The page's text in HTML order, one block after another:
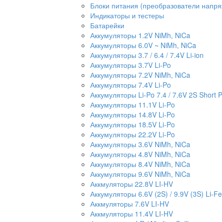
Блоки питания (преобразователи
Индикаторы и тестеры
Батарейки
Аккумуляторы 1.2V NiMh, NiCa
Аккумуляторы 6.0V ~ NiMh, NiCa
Аккумуляторы 3.7 / 6.4 / 7.4V Li-ion
Аккумуляторы 3.7V Li-Po
Аккумуляторы 7.2V NiMh, NiCa
Аккумуляторы 7.4V Li-Po
Аккумуляторы Li-Po 7.4 / 7.6V 2S Short
Аккумуляторы 11.1V Li-Po
Аккумуляторы 14.8V Li-Po
Аккумуляторы 18.5V Li-Po
Аккумуляторы 22.2V Li-Po
Аккумуляторы 3.6V NiMh, NiCa
Аккумуляторы 4.8V NiMh, NiCa
Аккумуляторы 8.4V NiMh, NiCa
Аккумуляторы 9.6V NiMh, NiCa
Аккмуляторы 22.8V LI-HV
Аккумуляторы 6.6V (2S) / 9.9V (3S) Li-Fe
Аккмуляторы 7.6V LI-HV
Аккмуляторы 11.4V LI-HV